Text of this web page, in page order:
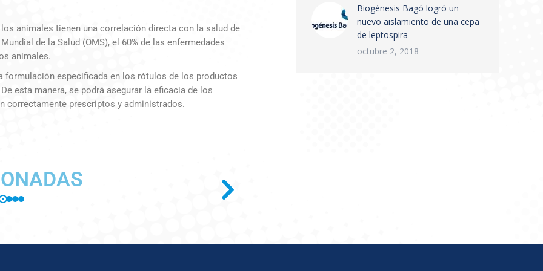
animales tienen una correlación directa con la salud de
de la Salud (OMS), el 60% de las enfermedades
animales.
formulación especificada en los rótulos de los productos
esta manera, se podrá asegurar la eficacia de los
correctamente prescriptos y administrados.
Biogénesis Bagó logró un
nuevo aislamiento de una cepa
de leptospira
octubre 2, 2018